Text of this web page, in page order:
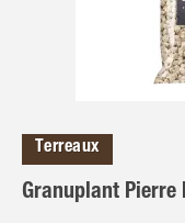
Terreaux
Granuplant Pierre